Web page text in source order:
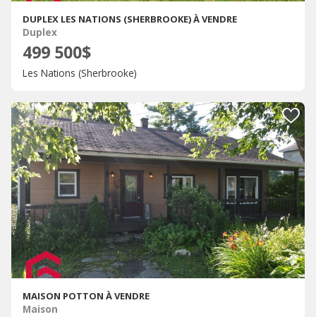
DUPLEX LES NATIONS (SHERBROOKE) À VENDRE
Duplex
499 500$
Les Nations (Sherbrooke)
MAISON POTTON À VENDRE
Maison